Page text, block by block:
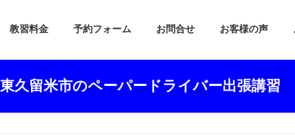
教習料金 予約フォーム お問合せ お客様の声
東久留米市のペーパードライバー出張講習